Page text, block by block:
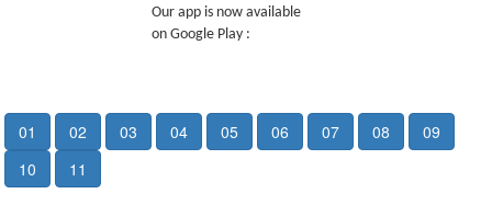
Our app is now available
on Google Play :
01 02 03 04 05 06 07 08
09
10
11